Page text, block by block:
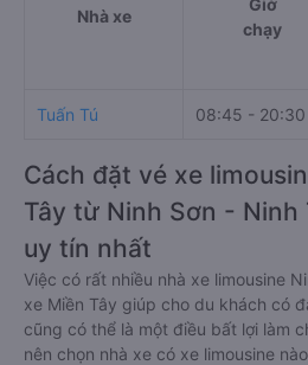
Nhà xe
Giờ
chạy
Tuấn Tú 08:45 - 20:30
Cách đặt vé xe
Tây từ Ninh Sơn - Ninh
uy tín nhất
Việc có rất nhiều nhà xe limousine
xe Miền Tây giúp cho du khách có
cũng có thể là một điều bất lợi làm
nên chọn nhà xe có xe limousine